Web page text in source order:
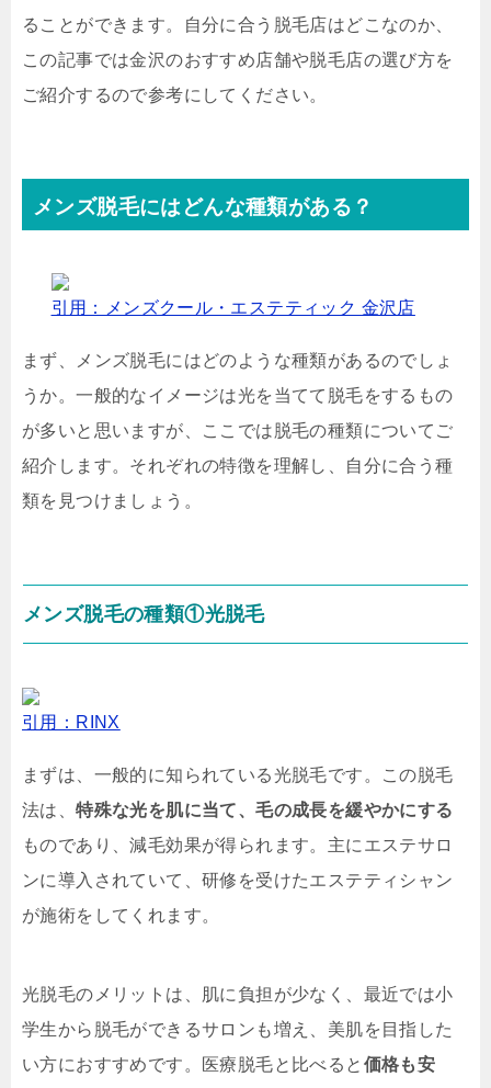
ることができます。自分に合う脱毛店はどこなのか、
この記事では金沢のおすすめ店舗や脱毛店の選び方を
ご紹介するので参考にしてください。
メンズ脱毛にはどんな種類がある？
引用：メンズクール・エステティック 金沢店
まず、メンズ脱毛にはどのような種類があるのでしょ
うか。一般的なイメージは光を当てて脱毛をするもの
が多いと思いますが、ここでは脱毛の種類についてご
紹介します。それぞれの特徴を理解し、自分に合う種
類を見つけましょう。
メンズ脱毛の種類①光脱毛
引用：RINX
まずは、一般的に知られている光脱毛です。この脱毛
法は、特殊な光を肌に当て、毛の成長を緩やかにする
ものであり、減毛効果が得られます。主にエステサロ
ンに導入されていて、研修を受けたエステティシャン
が施術をしてくれます。
光脱毛のメリットは、肌に負担が少なく、最近では小
学生から脱毛ができるサロンも増え、美肌を目指した
い方におすすめです。医療脱毛と比べると 価格も安